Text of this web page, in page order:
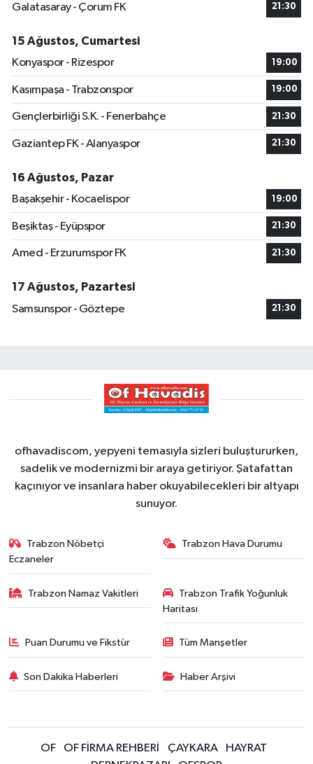
Galatasaray - Çorum FK
21:30
15 Ağustos, Cumartesi
Konyaspor - Rizespor
19:00
Kasımpaşa - Trabzonspor 19:00
Gençlerbirliği S.K. - Fenerbahçe 21:30
Gaziantep FK - Alanyaspor 21:30
16 Ağustos, Pazar
Başakşehir - Kocaelispor
19:00
Beşiktaş - Eyüpspor 21:30
Amed - Erzurumspor FK 21:30
17 Ağustos, Pazartesi
Samsunspor - Göztepe
21:30
ofhavadiscom, yepyeni temasıyla sizleri buluştururken,
sadelik ve modernizmi bir araya getiriyor. Şatafattan
kaçınıyor ve insanlara haber okuyabilecekleri bir altyapı
sunuyor.
Trabzon Nöbetçi
Eczaneler
Trabzon Hava Durumu
Trabzon Namaz Vakitleri
Trabzon Trafik Yoğunluk
Haritası
Puan Durumu ve Fikstür Tüm Manşetler
Son Dakika Haberleri Haber Arşivi
OF OF FİRMA REHBERİ ÇAYKARA
HAYRAT